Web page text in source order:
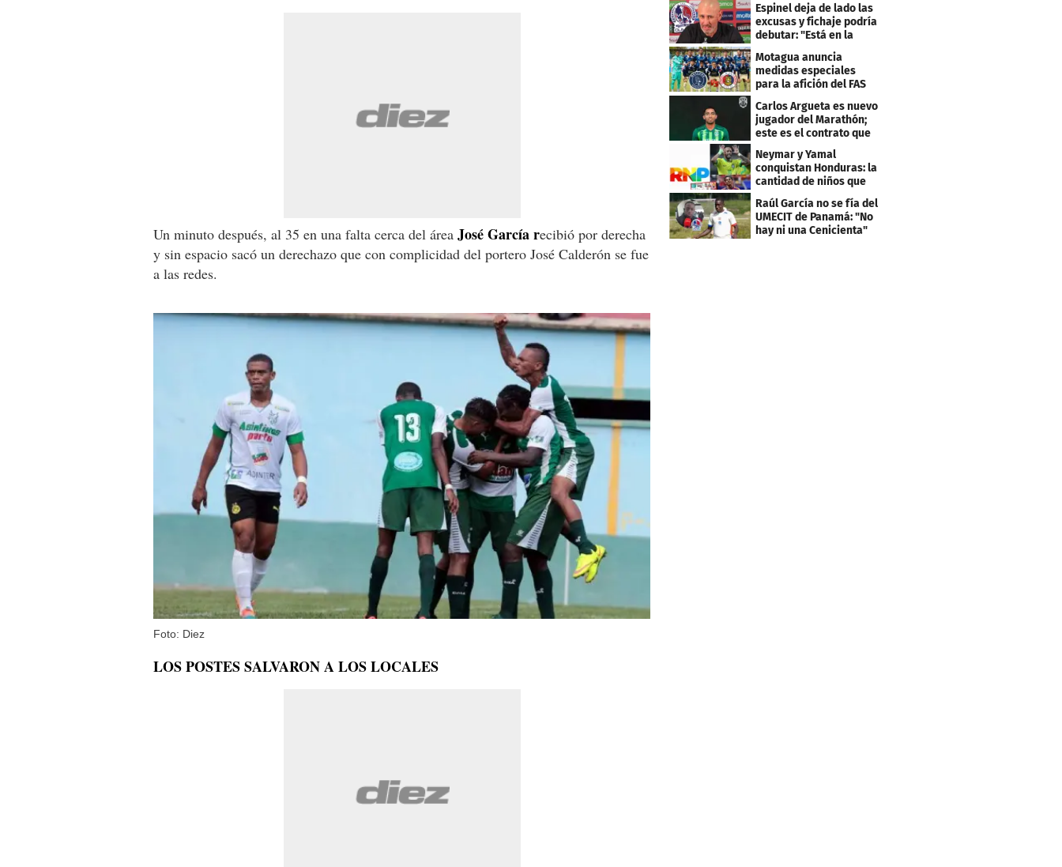
Un minuto después, al 35 en una falta cerca del área José García recibió por derecha
y sin espacio sacó un derechazo que con complicidad del portero José Calderón se fue
a las redes.
Foto: Diez
LOS POSTES SALVARON A LOS LOCALES
Espinel deja de lado las
excusas y fichaje podría
debutar: "Está en la
Motagua anuncia
medidas especiales
para la afición del FAS
de El Salvador
Carlos Argueta es nuevo
jugador del Marathón;
este es el contrato que
Neymar y Yamal
conquistan Honduras: la
cantidad de niños que
llevan sus nombres
Raúl García no se fía del
UMECIT de Panamá: "No
hay ni una Cenicienta"